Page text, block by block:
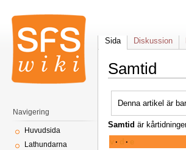
Samtid
Denna artikel är
Samtid är
· ·
Sida Diskussion
Navigering
Huvudsida
Lathundarna